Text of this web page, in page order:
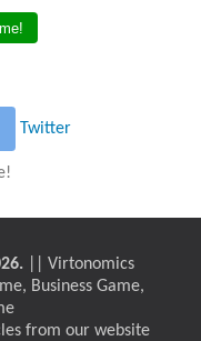
Twitter
|| Virtonomics
Business Game,
from our website